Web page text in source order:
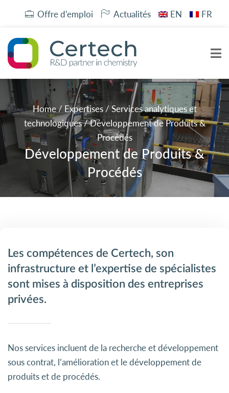
Offre d’emploi Actualités EN FR
Home/ Expertises/Services analytiques et
technologiques/Développement de Produits &
Procédés
Développement de Produits &
Procédés
Les compétences de Certech, son
infrastructure et l’expertise de spécialistes
sont mises à disposition des entreprises
privées.
Nos services incluent de la recherche et développement
sous contrat, l’amélioration et le développement de
produits et de procédés.